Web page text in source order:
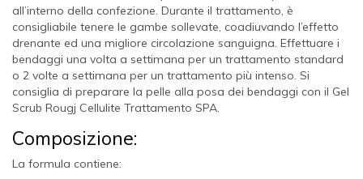
all’interno della confezione. Durante il trattamento, è
consigliabile tenere le gambe sollevate, coadiuvando l’effetto
drenante ed una migliore circolazione sanguigna. Effettuare i
bendaggi una volta a settimana per un trattamento standard
o 2 volte a settimana per un trattamento più intenso. Si
consiglia di preparare la pelle alla posa dei bendaggi con il Gel
Scrub Rougj Cellulite Trattamento SPA.
Composizione:
La formula contiene: